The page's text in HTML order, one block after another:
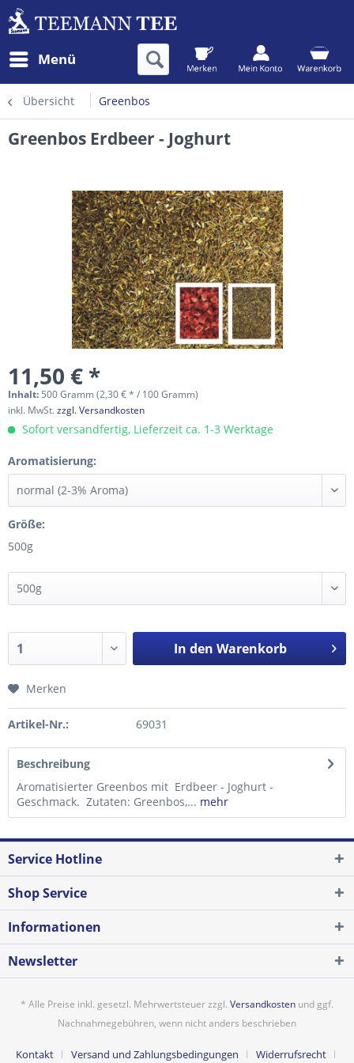
Menü
Übersicht Greenbos
Greenbos Erdbeer - Joghurt
11,50 € *
Inhalt: 500 Gramm (2,30 € * / 100 Gramm)
inkl. MwSt.zzgl. Versandkosten
Sofort versandfertig, Lieferzeit ca. 1-3 Werktage
Aromatisierung:
Größe:
500g
In den Warenkorb
Merken
Artikel-Nr.: 69031
Beschreibung
Aromatisierter Greenbos mit Erdbeer - Joghurt -
Geschmack. Zutaten: Greenbos,... mehr
Service Hotline
Shop Service
Informationen
Newsletter
* Alle Preise inkl. gesetzl. Mehrwertsteuer zzgl. Versandkosten und ggf.
Nachnahmegebühren, wenn nicht anders beschrieben
Kontakt Versand und Zahlungsbedingungen Widerrufsrecht